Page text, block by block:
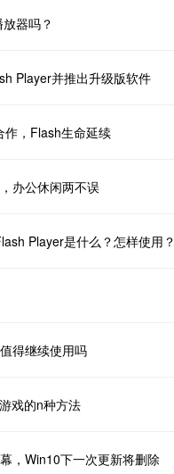
器吗？
Player并推出升级版软件
作，Flash生命延续
办公休闲两不误
Player是什么？怎样使用？
得继续使用吗
戏的n种方法
，Win10下一次更新将删除